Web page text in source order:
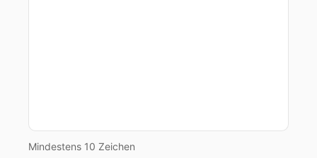
Mindestens 10 Zeichen